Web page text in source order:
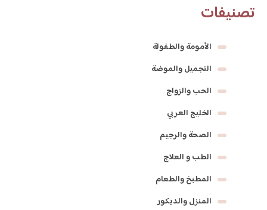
تصنيفات
الأمومة والطفولة
التجميل والموضة
الحب والزواج
الخليج العربي
الصحة والرجيم
الطب و العلاج
المطبخ والطعام
المنزل والديكور